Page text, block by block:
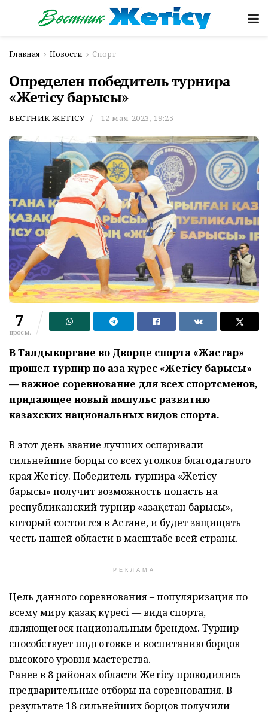
Главная Новости Спорт
Определен победитель турнира
«Жетісу барысы»
ВЕСТНИК ЖЕТІСУ 12 мая 2023, 19:25
7
просм.
В Талдыкоргане во Дворце спорта «Жастар»
прошел турнир по қазақ күрес «Жетісу барысы»
— важное соревнование для всех спортсменов,
придающее новый импульс развитию
казахских национальных видов спорта.
В этот день звание лучших оспаривали
сильнейшие борцы со всех уголков благодатного
края Жетісу. Победитель турнира «Жетісу
барысы» получит возможность попасть на
республиканский турнир «Қазақстан барысы»,
который состоится в Астане, и будет защищать
честь нашей области в масштабе всей страны.
РЕКЛАМА
Цель данного соревнования – популяризация по
всему миру қазақ күресі — вида спорта,
являющегося национальным брендом. Турнир
способствует подготовке и воспитанию борцов
высокого уровня мастерства.
Ранее в 8 районах области Жетісу проводились
предварительные отборы на соревнования. В
результате 18 сильнейших борцов получили